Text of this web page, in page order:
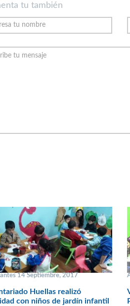
tu también
14 Septiembre, 2017
Huellas realizó
con niños de jardín infantil